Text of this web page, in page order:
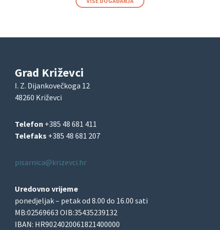
Grad Križevci
I. Z. Dijankovečkoga 12
48260 Križevci
Telefon +385 48 681 411
Telefaks +385 48 681 207
pisarnica@krizevci.hr
Uredovno vrijeme
ponedjeljak – petak od 8.00 do 16.00 sati
MB:02569663 OIB:35435239132
IBAN: HR9024020061821400000